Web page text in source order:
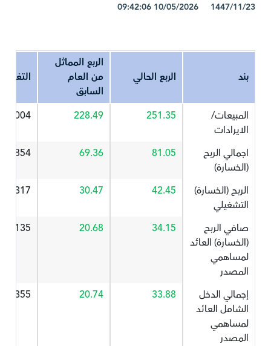
1447/11/23 10/05/2026 09:42:06
بند الربع الحالي
الربع المماثل
من العام
السابق
التغير%
المبيعات/
الايرادات
251.35
228.49
10.004
اجمالي الربح
(الخسارة)
81.05
69.36
16.854
الربح (الخسارة)
التشغيلي
42.45
30.47
39.317
صافي الربح
(الخسارة) العائد
لمساهمي
المصدر
34.15
20.68
65.135
إجمالي الدخل
الشامل العائد
لمساهمي
المصدر
33.88
20.74
63.355